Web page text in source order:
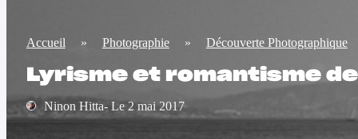
Accueil » Photographie » Découverte Photographique
Lyrisme et romantisme
Ninon Hitta- Le 2 mai 2017